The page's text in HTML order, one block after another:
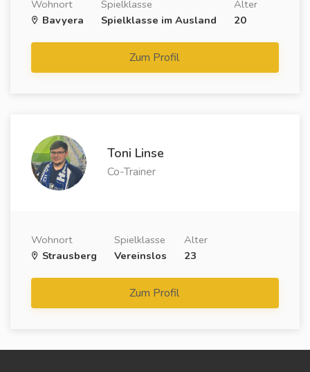
Wohnort
Bavyera
Spielklasse
Spielklasse im Ausland
Alter
20
Zum Profil
Toni Linse
Co-Trainer
Wohnort
Strausberg
Spielklasse
Vereinslos
Alter
23
Zum Profil